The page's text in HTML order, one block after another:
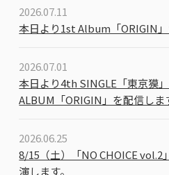
2026.07.11
本日より1st Album「ORIGIN」
2026.07.01
本日より4th SINGLE「東京獏
ALBUM「ORIGIN」を配信しま
2026.06.25
8/15（土）「NO CHOICE vol.2
演します。